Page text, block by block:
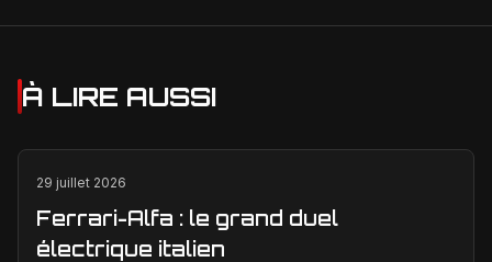
À LIRE AUSSI
29 juillet 2026
Ferrari-Alfa : le grand duel
électrique italien